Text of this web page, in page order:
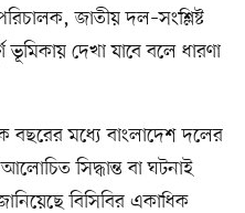
জাতীয় দল–সংশ্লিষ্ট
দেখা যাবে বলে ধারণা
মধ্যে বাংলাদেশ দলের
সিদ্ধান্ত বা ঘটনাই
বিসিবির একাধিক